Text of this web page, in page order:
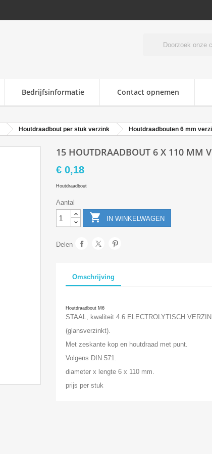
Bedrijfsinformatie Contact opnemen
Houtdraadbout per stuk verzink Houtdraadbouten 6 mm
15 HOUTDRAADBOUT 6 X 110 MM
€ 0,18
Houtdraadbout
Aantal
 IN WINKELWAGEN
Delen
Omschrijving
Houtdraadbout M6
STAAL, kwaliteit 4.6 ELECTROLYTISCH
(glansverzinkt).
Met zeskante kop en houtdraad met punt.
Volgens DIN 571.
diameter x lengte 6 x 110 mm.
prijs per stuk